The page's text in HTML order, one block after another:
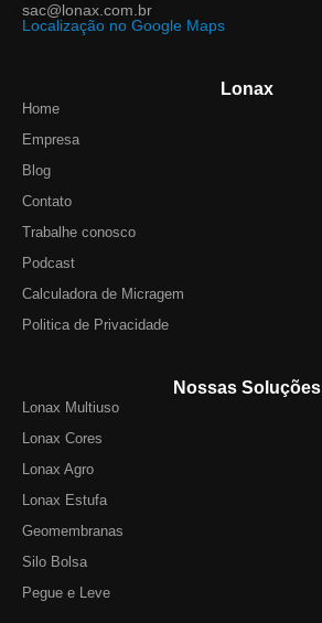
sac@lonax.com.br
Localização no Google Maps
Lonax
Home
Empresa
Blog
Contato
Trabalhe conosco
Podcast
Calculadora de Micragem
Politica de Privacidade
Nossas Soluções
Lonax Multiuso
Lonax Cores
Lonax Agro
Lonax Estufa
Geomembranas
Silo Bolsa
Pegue e Leve